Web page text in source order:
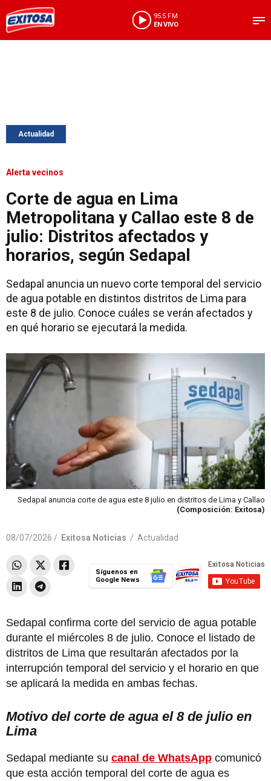
95.5 FM
EN VIVO
Actualidad
Alerta vecinos
Corte de agua en Lima
Metropolitana y Callao este 8 de
julio: Distritos afectados y
horarios, según Sedapal
Sedapal anuncia un nuevo corte temporal del servicio
de agua potable en distintos distritos de Lima para
este 8 de julio. Conoce cuáles se verán afectados y
en qué horario se ejecutará la medida.
Sedapal anuncia corte de agua este 8 julio en distritos de Lima y Callao
(Composición: Exitosa)
08/07/2026 / Exitosa Noticias / Actualidad
Síguenos en
Google News
Sedapal confirma corte del servicio de agua potable
durante el miércoles 8 de julio. Conoce el listado de
distritos de Lima que resultarán afectados por la
interrupción temporal del servicio y el horario en que
se aplicará la medida en ambas fechas.
Motivo del corte de agua el 8 de julio en
Lima
Sedapal mediante su canal de WhatsApp comunicó
que esta acción temporal del corte de agua es